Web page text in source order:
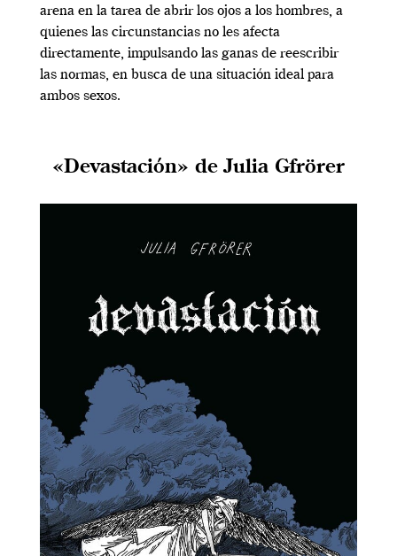
arena en la tarea de abrir los ojos a los hombres, a
quienes las circunstancias no les afecta
directamente, impulsando las ganas de reescribir
las normas, en busca de una situación ideal para
ambos sexos.
«Devastación» de Julia Gfrörer